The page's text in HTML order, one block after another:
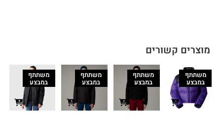
מוצרים קשורים
משתתף
במבצע
משתתף
במבצע
משתתף
במבצע
משתתף
במבצע